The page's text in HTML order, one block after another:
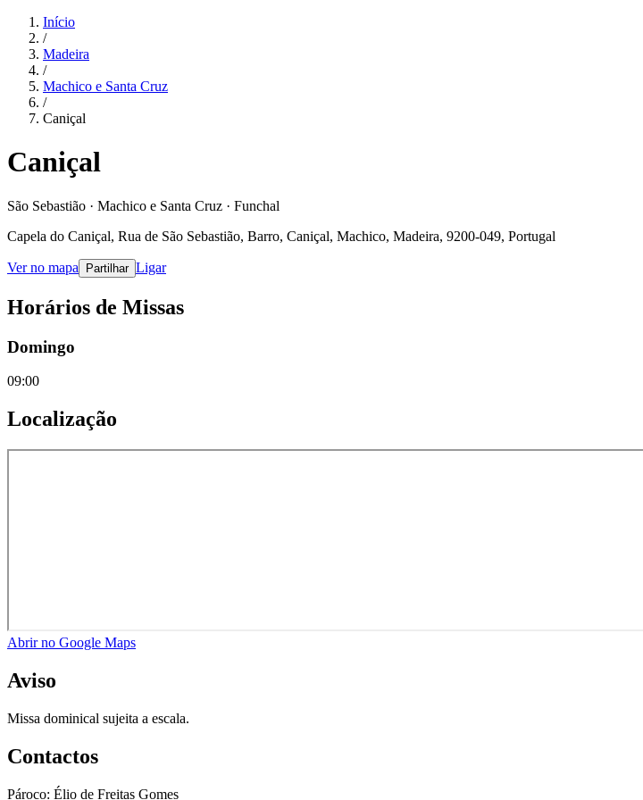
Início
/
Madeira
/
Machico e Santa Cruz
/
Caniçal
Caniçal
São Sebastião · Machico e Santa Cruz · Funchal
Capela do Caniçal, Rua de São Sebastião, Barro, Caniçal, Machico, Madeira, 9200-049, Portugal
Ver no mapa Partilhar Ligar
Horários de Missas
Domingo
09:00
Localização
Abrir no Google Maps
Aviso
Missa dominical sujeita a escala.
Contactos
Pároco: Élio de Freitas Gomes